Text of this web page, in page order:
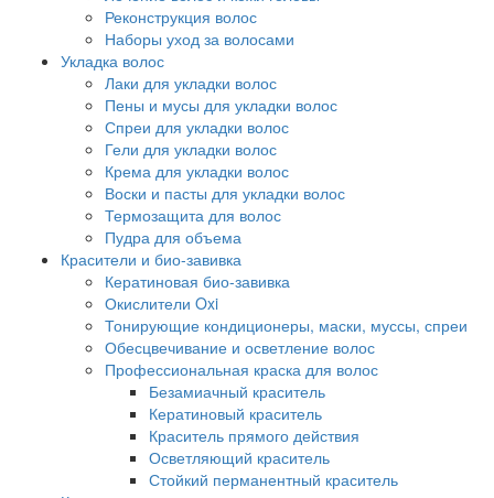
Реконструкция волос
Наборы уход за волосами
Укладка волос
Лаки для укладки волос
Пены и мусы для укладки волос
Спреи для укладки волос
Гели для укладки волос
Крема для укладки волос
Воски и пасты для укладки волос
Термозащита для волос
Пудра для объема
Красители и био-завивка
Кератиновая био-завивка
Окислители Oxi
Тонирующие кондиционеры, маски, муссы, спреи
Обесцвечивание и осветление волос
Профессиональная краска для волос
Безамиачный краситель
Кератиновый краситель
Краситель прямого действия
Осветляющий краситель
Стойкий перманентный краситель